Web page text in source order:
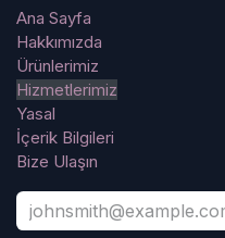
Ana Sayfa
Hakkımızda
Ürünlerimiz
Hizmetlerimiz
Yasal
İçerik Bilgileri
Bize Ulaşın